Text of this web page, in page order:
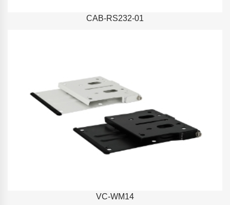
CAB-RS232-01
VC-WM14